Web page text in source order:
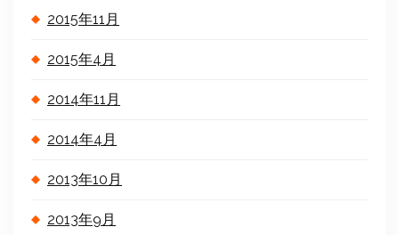
2015年11月
2015年4月
2014年11月
2014年4月
2013年10月
2013年9月